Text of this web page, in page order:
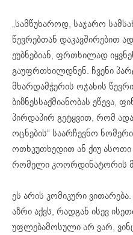
„სამწუხაროდ, საჯარო
წევრებთან დაკავშირებით
ეუბნებიან, ფრთხილად
გაუფრთხილდნენ. ჩვენი
მხარდამჭერის ოჯახის
ბიზნესსაქმიანობას ეწევა,
პირდაპირ გეტყვით, რომ
ოცნების“ საარჩევნო
ოთხკუთხედით ან ქიუ ასოთი
რომელი კოორდინატორის
ეს არის კომიკური
აზრი აქვს, რადგან ისევ
უფლებამოსული არ ვარ,